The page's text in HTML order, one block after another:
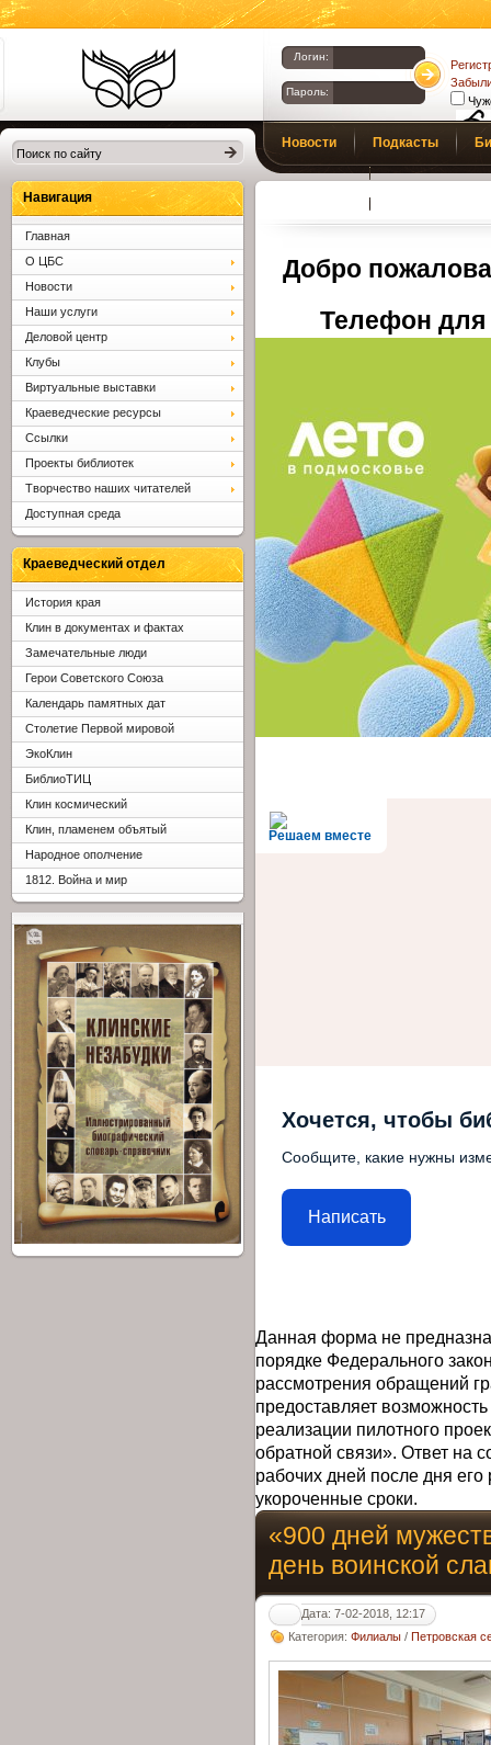
Библиотеки
Клина. Клинская
ЦБС.
Логин:
Пароль:
Новости Подкасты
Добро
Телефон для
Решаем вместе
Хочется, чтобы
Сообщите, какие нужны
Написать
Данная форма не
порядке Федерального
рассмотрения обращений
предоставляет
реализации пилотного
обратной связи». Ответ на
рабочих дней после дня
укороченные сроки.
«900 дней
день воинской
Дата: 7-02-2018, 12:17
Категория: Филиалы / Петровская
Навигация
Главная
О ЦБС
Новости
Наши услуги
Деловой центр
Клубы
Виртуальные выставки
Краеведческие ресурсы
Ссылки
Проекты библиотек
Творчество наших читателей
Доступная среда
Краеведческий отдел
История края
Клин в документах и фактах
Замечательные люди
Герои Советского Союза
Календарь памятных дат
Столетие Первой мировой
ЭкоКлин
БиблиоТИЦ
Клин космический
Клин, пламенем объятый
Народное ополчение
1812. Война и мир